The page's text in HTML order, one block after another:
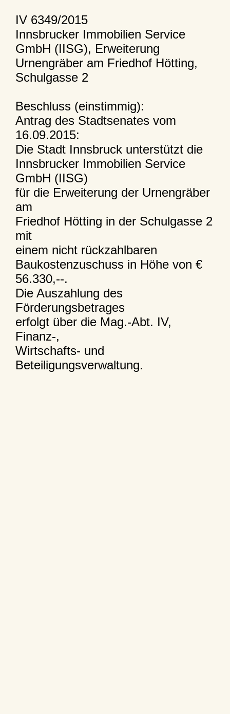
IV 6349/2015
Innsbrucker Immobilien Service
GmbH (IISG), Erweiterung
Urnengräber am Friedhof Hötting,
Schulgasse 2
Beschluss (einstimmig):
Antrag des Stadtsenates vom
16.09.2015:
Die Stadt Innsbruck unterstützt die
Innsbrucker Immobilien Service
GmbH (IISG)
für die Erweiterung der Urnengräber
am
Friedhof Hötting in der Schulgasse 2
mit
einem nicht rückzahlbaren
Baukostenzuschuss in Höhe von €
56.330,--.
Die Auszahlung des
Förderungsbetrages
erfolgt über die Mag.-Abt. IV,
Finanz-,
Wirtschafts- und
Beteiligungsverwaltung.